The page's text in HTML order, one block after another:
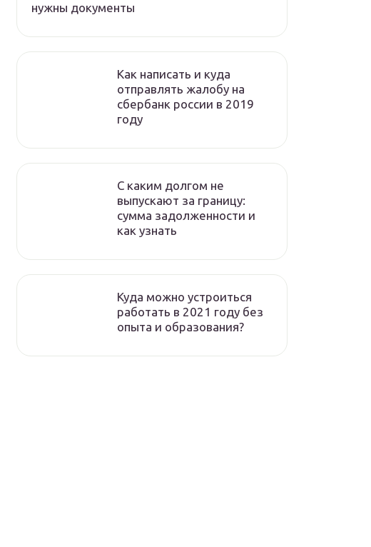
нужны документы
Как написать и куда
отправлять жалобу на
сбербанк россии в 2019
году
C каким долгом не
выпускают за границу:
сумма задолженности и
как узнать
Куда можно устроиться
работать в 2021 году без
опыта и образования?